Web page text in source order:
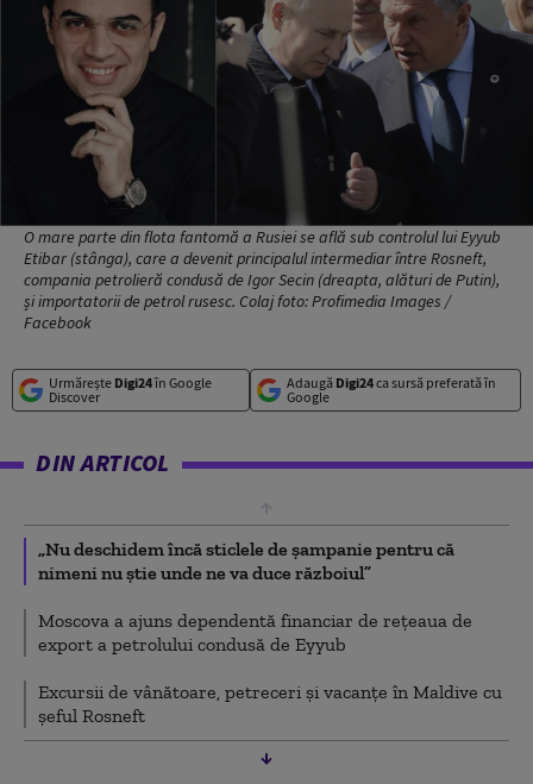
O mare parte din flota fantomă a Rusiei se află sub controlul lui Eyyub
Etibar (stânga), care a devenit principalul intermediar între Rosneft,
compania petrolieră condusă de Igor Secin (dreapta, alături de Putin),
și importatorii de petrol rusesc. Colaj foto: Profimedia Images /
Facebook
Urmărește Digi24în Google
Discover
Adaugă Digi24ca sursă preferată în
Google
DIN ARTICOL
„Nu deschidem încă sticlele de șampanie pentru că
nimeni nu știe unde ne va duce războiul”
Moscova a ajuns dependentă financiar de rețeaua de
export a petrolului condusă de Eyyub
Excursii de vânătoare, petreceri și vacanțe în Maldive cu
șeful Rosneft